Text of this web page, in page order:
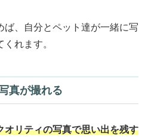
ば、自分とペット達が一緒に写
れます。
真が撮れる
オリティの写真で思い出を残す